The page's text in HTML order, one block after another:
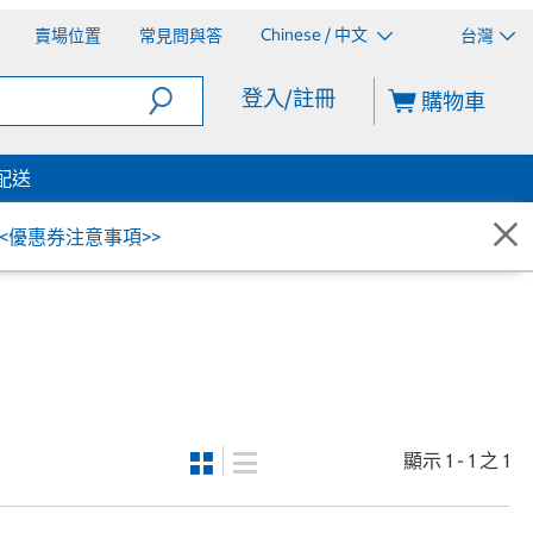
賣場位置 常見問與答 Chinese / 中文 台灣
登入/註冊 購物車
送
優惠券注意事項>>
顯示 1 - 1 之 1